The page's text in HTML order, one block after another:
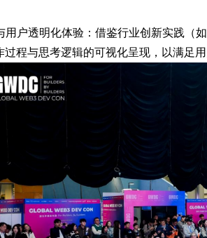
用户透明化体验：借鉴行业创新实践（
程与思考逻辑的可视化呈现，以满足